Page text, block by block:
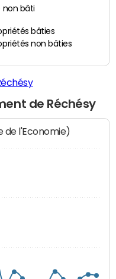
non bâti
bâties
non bâties
de Réchésy
de l'Economie)